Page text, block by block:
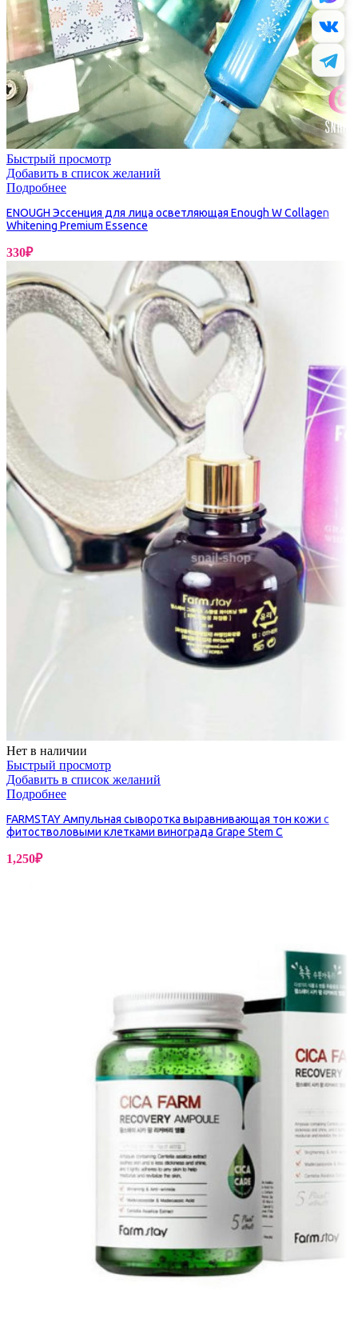
Быстрый просмотр
Добавить в список желаний
Подробнее
ENOUGH Эссенция для лица осветляющая Enough W Collagen
Whitening Premium Essence
330₽
Нет в наличии
Быстрый просмотр
Добавить в список желаний
Подробнее
FARMSTAY Ампульная сыворотка выравнивающая тон кожи с
фитостволовыми клетками винограда Grape Stem C
1,250₽